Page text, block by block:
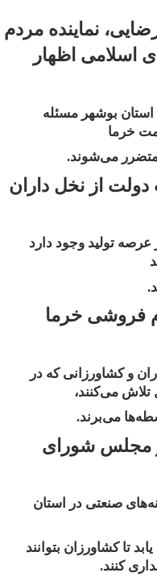
نماینده مردم
اظهار
بوشهر مسئله
خرما
می‌شوند.
دولت از نخل داران
تولید وجود دارد
فروشی خرما
و کشاورزانی که در
می‌کنند،
می‌برند.
مجلس شورای
صنعتی در استان
تا کشاورزان بتوانند
کنند.